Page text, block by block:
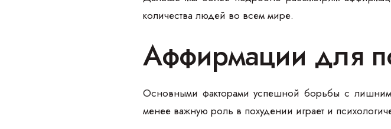
количества людей во всем мире.
Аффирмации для
Основными факторами успешной борьбы с лишним
менее важную роль в похудении играет и